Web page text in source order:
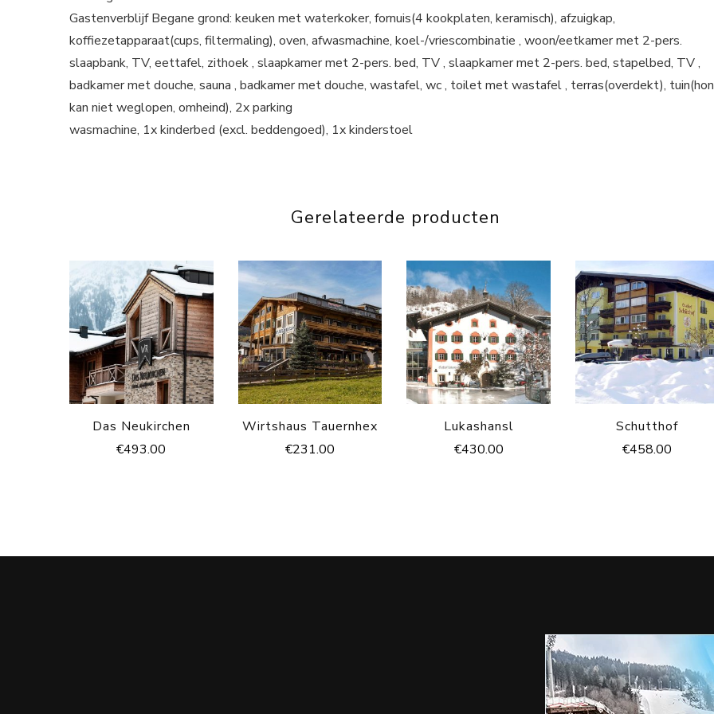
Gastenverblijf Begane grond: keuken met waterkoker, fornuis(4 kookplaten, keramisch), afzuigkap,
koffiezetapparaat(cups, filtermaling), oven, afwasmachine, koel-/vriescombinatie , woon/eetkamer met 2-pers.
slaapbank, TV, eettafel, zithoek , slaapkamer met 2-pers. bed, TV , slaapkamer met 2-pers. bed, stapelbed, TV ,
badkamer met douche, sauna , badkamer met douche, wastafel, wc , toilet met wastafel , terras(overdekt),
kan niet weglopen, omheind), 2x parking
wasmachine, 1x kinderbed (excl. beddengoed), 1x kinderstoel
Gerelateerde producten
Das Neukirchen
€493.00
Wirtshaus Tauernhex
€231.00
Lukashansl
€430.00
Schutthof
€458.00